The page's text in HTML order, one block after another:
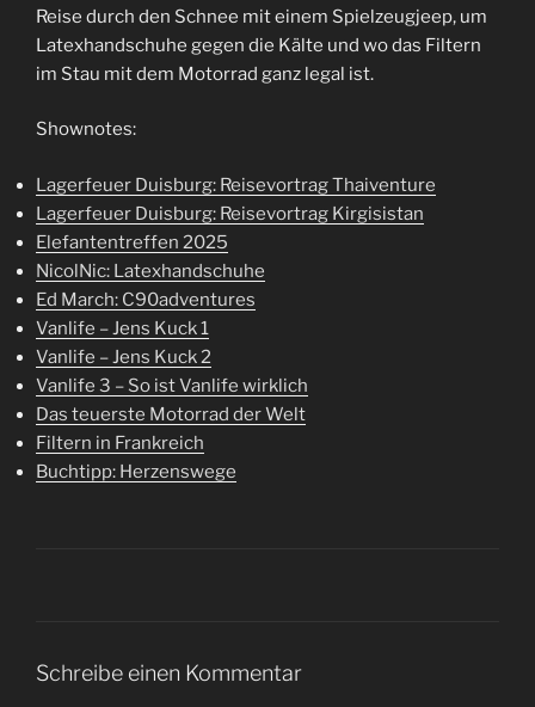
Reise durch den Schnee mit einem Spielzeugjeep, um
Latexhandschuhe gegen die Kälte und wo das Filtern
im Stau mit dem Motorrad ganz legal ist.
Shownotes:
Lagerfeuer Duisburg: Reisevortrag Thaiventure
Lagerfeuer Duisburg: Reisevortrag Kirgisistan
Elefantentreffen 2025
NicolNic: Latexhandschuhe
Ed March: C90adventures
Vanlife – Jens Kuck 1
Vanlife – Jens Kuck 2
Vanlife 3 – So ist Vanlife wirklich
Das teuerste Motorrad der Welt
Filtern in Frankreich
Buchtipp: Herzenswege
Schreibe einen Kommentar